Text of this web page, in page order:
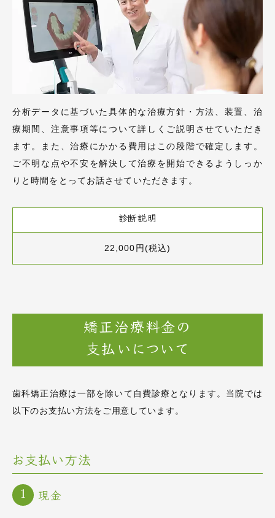
分析データに基づいた具体的な治療方針・方法、装置、治
療期間、注意事項等について詳しくご説明させていただき
ます。また、治療にかかる費用はこの段階で確定します。
ご不明な点や不安を解決して治療を開始できるようしっか
りと時間をとってお話させていただきます。
診断説明
22,000円(税込)
矯正治療料金の
支払いについて
歯科矯正治療は一部を除いて自費診療となります。当院では
以下のお支払い方法をご用意しています。
お支払い方法
現金